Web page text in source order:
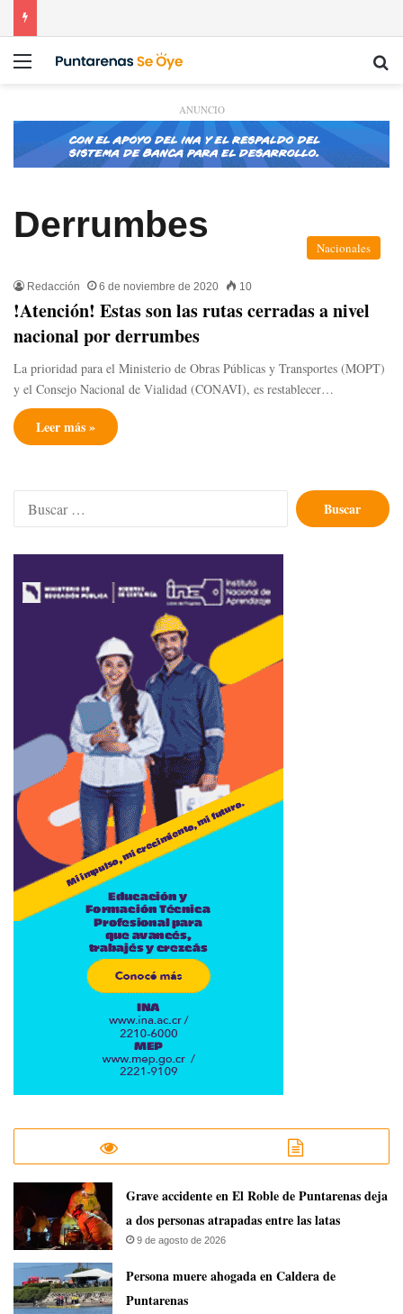
Menú
ANUNCIO
Derrumbes
Nacionales
Redacción 6 de noviembre de 2020 10
!Atención! Estas son las rutas cerradas a nivel
nacional por derrumbes
La prioridad para el Ministerio de Obras Públicas y Transportes (MOPT)
y el Consejo Nacional de Vialidad (CONAVI), es restablecer…
Leer más »
Buscar:
Grave accidente en El Roble de Puntarenas deja
a dos personas atrapadas entre las latas
9 de agosto de 2026
Persona muere ahogada en Caldera de
Puntarenas